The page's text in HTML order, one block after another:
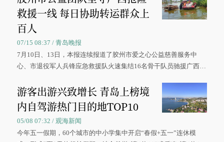
救援一线 每日协助转运群众上
百人
07/15 08:37 / 青岛晚报
7月10日、13日，本报连续报道了胶州市爱之心公益慈善服务中
心、市退役军人兵锋应急救援队火速集结16名骨干队员驰援广西灾
游客出游兴致增长 青岛上榜境
内自驾游热门目的地TOP10
05/08 07:32 / 观海新闻
今年五一假期，60个城市的中小学集中开启“春假+五一”连休模